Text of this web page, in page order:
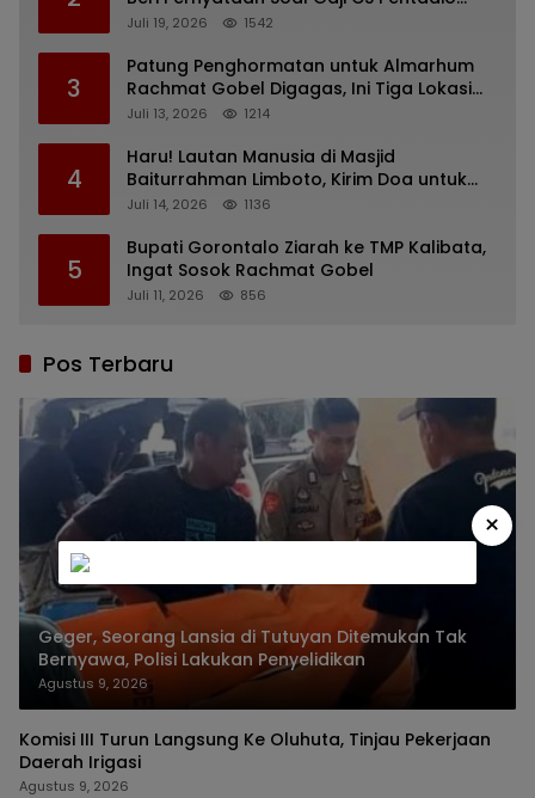
Barat yang Nunggak
Juli 19, 2026 1542
3
Patung Penghormatan untuk Almarhum
Rachmat Gobel Digagas, Ini Tiga Lokasi
yang Diusulkan
Juli 13, 2026 1214
4
Haru! Lautan Manusia di Masjid
Baiturrahman Limboto, Kirim Doa untuk
Almarhum Rachmat Gobel
Juli 14, 2026 1136
5
Bupati Gorontalo Ziarah ke TMP Kalibata,
Ingat Sosok Rachmat Gobel
Juli 11, 2026 856
Pos Terbaru
Geger, Seorang Lansia di Tutuyan Ditemukan Tak
Bernyawa, Polisi Lakukan Penyelidikan
Agustus 9, 2026
Komisi III Turun Langsung Ke Oluhuta, Tinjau Pekerjaan
Daerah Irigasi
Agustus 9, 2026
×